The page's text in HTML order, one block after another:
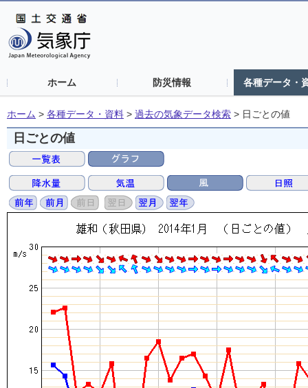
ホーム 防災情報 各種データ・
ホーム > 各種データ・資料 > 過去の気象データ検索 > 日ごとの値
日ごとの値